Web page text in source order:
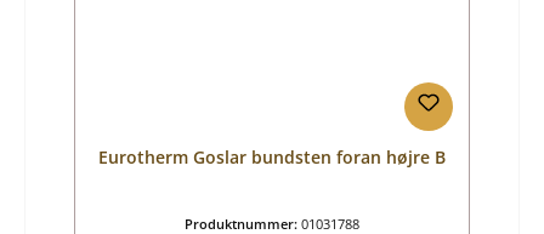
Eurotherm Goslar bundsten foran højre B
Produktnummer: 01031788